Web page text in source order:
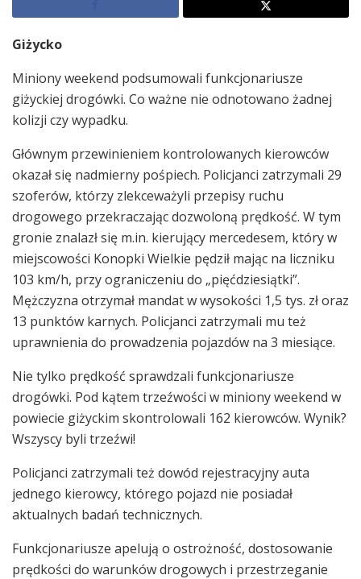
Giżycko
Miniony weekend podsumowali funkcjonariusze
giżyckiej drogówki. Co ważne nie odnotowano żadnej
kolizji czy wypadku.
Głównym przewinieniem kontrolowanych kierowców
okazał się nadmierny pośpiech. Policjanci zatrzymali 29
szoferów, którzy zlekceważyli przepisy ruchu
drogowego przekraczając dozwoloną prędkość. W tym
gronie znalazł się m.in. kierujący mercedesem, który w
miejscowości Konopki Wielkie pędził mając na liczniku
103 km/h, przy ograniczeniu do „pięćdziesiątki”.
Mężczyzna otrzymał mandat w wysokości 1,5 tys. zł oraz
13 punktów karnych. Policjanci zatrzymali mu też
uprawnienia do prowadzenia pojazdów na 3 miesiące.
Nie tylko prędkość sprawdzali funkcjonariusze
drogówki. Pod kątem trzeźwości w miniony weekend w
powiecie giżyckim skontrolowali 162 kierowców. Wynik?
Wszyscy byli trzeźwi!
Policjanci zatrzymali też dowód rejestracyjny auta
jednego kierowcy, którego pojazd nie posiadał
aktualnych badań technicznych.
Funkcjonariusze apelują o ostrożność, dostosowanie
prędkości do warunków drogowych i przestrzeganie